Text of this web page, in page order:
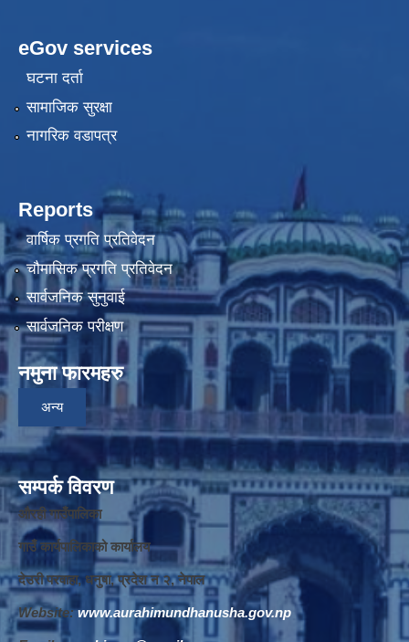
eGov services
घटना दर्ता
सामाजिक सुरक्षा
नागरिक वडापत्र
Reports
वार्षिक प्रगति प्रतिवेदन
चौमासिक प्रगति प्रतिवेदन
सार्वजनिक सुनुवाई
सार्वजनिक परीक्षण
नमुना फारमहरु
अन्य
सम्पर्क विवरण
औरही गाउँपालिका
गाउँ कार्यपालिकाको कार्यालय
देउरी परवाहा, धनुषा, प्रदेश न‌‍ २, नेपाल
Website:www.aurahimundhanusha.gov.np